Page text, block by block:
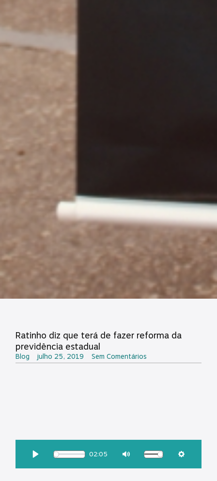
Ratinho diz que terá de fazer reforma da
previdência estadual
Blog julho 25, 2019 Sem Comentários
02:05